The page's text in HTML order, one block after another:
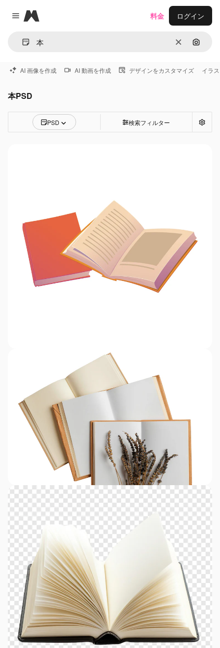
Close menu
Magnific
消去 画像で
料金 ログイン
AI 画像を作成 AI 動画を作成 デザインをカスタマイズ イラ
本PSD
PSD 検索フィルター